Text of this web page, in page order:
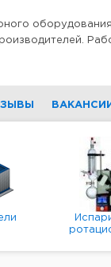
ВАКАНСИИ